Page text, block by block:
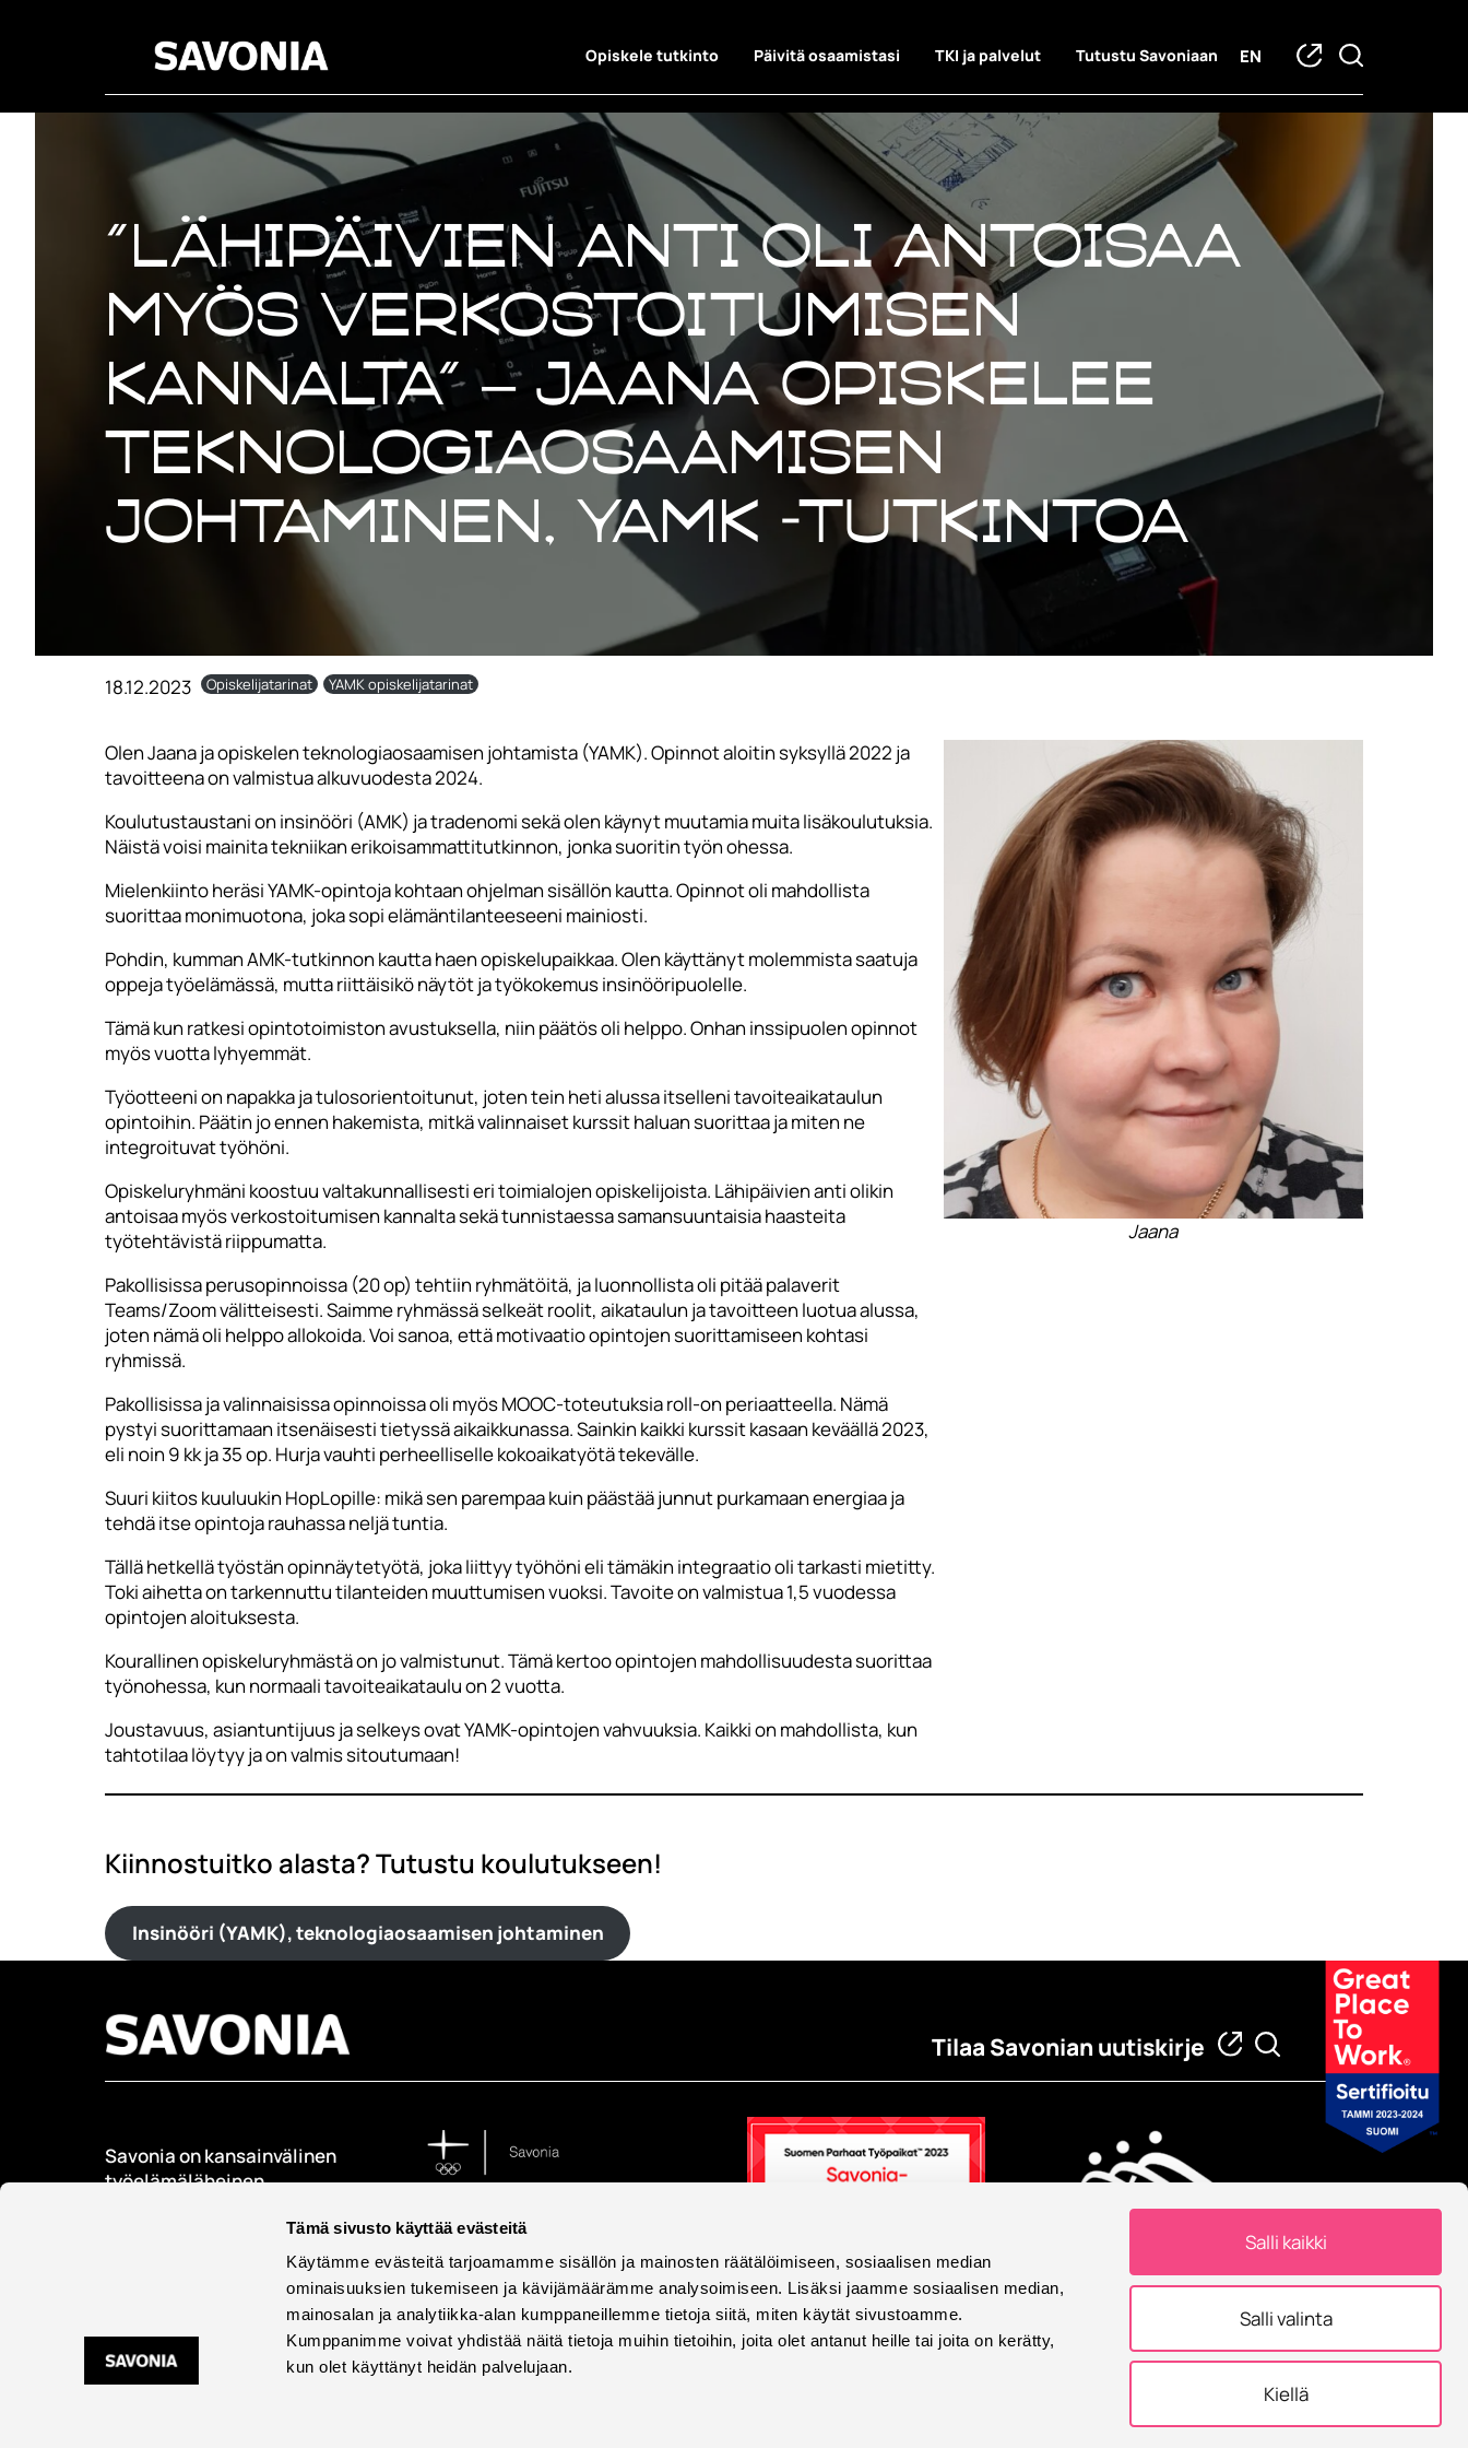
Tämä sivusto käyttää evästeitä
Käytämme evästeitä tarjoamamme sisällön ja mainosten räätälöimiseen, sosiaalisen median
ominaisuuksien tukemiseen ja kävijämäärämme analysoimiseen. Lisäksi jaamme sosiaalisen median,
mainosalan ja analytiikka-alan kumppaneillemme tietoja siitä, miten käytät sivustoamme.
Kumppanimme voivat yhdistää näitä tietoja muihin tietoihin, joita olet antanut heille tai joita on kerätty,
kun olet käyttänyt heidän palvelujaan.
Salli kaikki
Salli valinta
Kiellä
Opiskele tutkinto Päivitä osaamistasi TKI ja palvelut Tutustu Savoniaan EN
”Lähipäivien anti oli antoisaa
myös verkostoitumisen
kannalta” – Jaana opiskelee
teknologiaosaamisen
johtaminen, YAMK -tutkintoa
18.12.2023 Opiskelijatarinat YAMK opiskelijatarinat
Olen Jaana ja opiskelen teknologiaosaamisen johtamista (YAMK). Opinnot aloitin syksyllä 2022 ja
tavoitteena on valmistua alkuvuodesta 2024.
Koulutustaustani on insinööri (AMK) ja tradenomi sekä olen käynyt muutamia muita lisäkoulutuksia.
Näistä voisi mainita tekniikan erikoisammattitutkinnon, jonka suoritin työn ohessa.
Mielenkiinto heräsi YAMK-opintoja kohtaan ohjelman sisällön kautta. Opinnot oli mahdollista
suorittaa monimuotona, joka sopi elämäntilanteeseeni mainiosti.
Pohdin, kumman AMK-tutkinnon kautta haen opiskelupaikkaa. Olen käyttänyt molemmista saatuja
oppeja työelämässä, mutta riittäisikö näytöt ja työkokemus insinööripuolelle.
Tämä kun ratkesi opintotoimiston avustuksella, niin päätös oli helppo. Onhan inssipuolen opinnot
myös vuotta lyhyemmät.
Työotteeni on napakka ja tulosorientoitunut, joten tein heti alussa itselleni tavoiteaikataulun
opintoihin. Päätin jo ennen hakemista, mitkä valinnaiset kurssit haluan suorittaa ja miten ne
integroituvat työhöni.
Opiskeluryhmäni koostuu valtakunnallisesti eri toimialojen opiskelijoista. Lähipäivien anti olikin
antoisaa myös verkostoitumisen kannalta sekä tunnistaessa samansuuntaisia haasteita
työtehtävistä riippumatta.
Pakollisissa perusopinnoissa (20 op) tehtiin ryhmätöitä, ja luonnollista oli pitää palaverit
Teams/Zoom välitteisesti. Saimme ryhmässä selkeät roolit, aikataulun ja tavoitteen luotua alussa,
joten nämä oli helppo allokoida. Voi sanoa, että motivaatio opintojen suorittamiseen kohtasi
ryhmissä.
Pakollisissa ja valinnaisissa opinnoissa oli myös MOOC-toteutuksia roll-on periaatteella. Nämä
pystyi suorittamaan itsenäisesti tietyssä aikaikkunassa. Sainkin kaikki kurssit kasaan keväällä 2023,
eli noin 9 kk ja 35 op. Hurja vauhti perheelliselle kokoaikatyötä tekevälle.
Suuri kiitos kuuluukin HopLopille: mikä sen parempaa kuin päästää junnut purkamaan energiaa ja
tehdä itse opintoja rauhassa neljä tuntia.
Tällä hetkellä työstän opinnäytetyötä, joka liittyy työhöni eli tämäkin integraatio oli tarkasti mietitty.
Toki aihetta on tarkennuttu tilanteiden muuttumisen vuoksi. Tavoite on valmistua 1,5 vuodessa
opintojen aloituksesta.
Kourallinen opiskeluryhmästä on jo valmistunut. Tämä kertoo opintojen mahdollisuudesta suorittaa
työnohessa, kun normaali tavoiteaikataulu on 2 vuotta.
Joustavuus, asiantuntijuus ja selkeys ovat YAMK-opintojen vahvuuksia. Kaikki on mahdollista, kun
tahtotilaa löytyy ja on valmis sitoutumaan!
Jaana
Kiinnostuitko alasta? Tutustu koulutukseen!
Insinööri (YAMK), teknologiaosaamisen johtaminen
Tilaa Savonian uutiskirje
Savonia on kansainvälinen
työelämäläheinen
kouluttaa, tutkii, kehittää
Eurooppalainen yliopisto
Eurooppalainen yliopisto -
allianssissa.